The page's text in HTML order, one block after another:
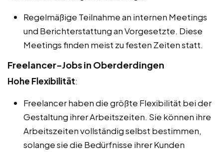
Regelmäßige Teilnahme an internen Meetings
und Berichterstattung an Vorgesetzte. Diese
Meetings finden meist zu festen Zeiten statt.
Freelancer-Jobs in Oberderdingen
Hohe Flexibilität:
Freelancer haben die größte Flexibilität bei der
Gestaltung ihrer Arbeitszeiten. Sie können ihre
Arbeitszeiten vollständig selbst bestimmen,
solange sie die Bedürfnisse ihrer Kunden